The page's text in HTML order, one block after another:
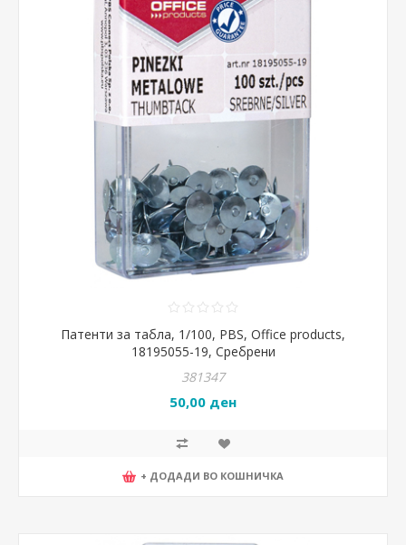
Патенти за табла, 1/100, PBS, Office products,
18195055-19, Сребрени
381347
50,00 ден
+ ДОДАДИ ВО КОШНИЧКА